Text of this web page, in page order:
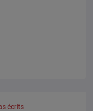
écrits